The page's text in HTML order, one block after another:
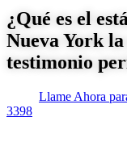
¿Qué es el
Nueva York
testimonio
Llame Ahora
3398